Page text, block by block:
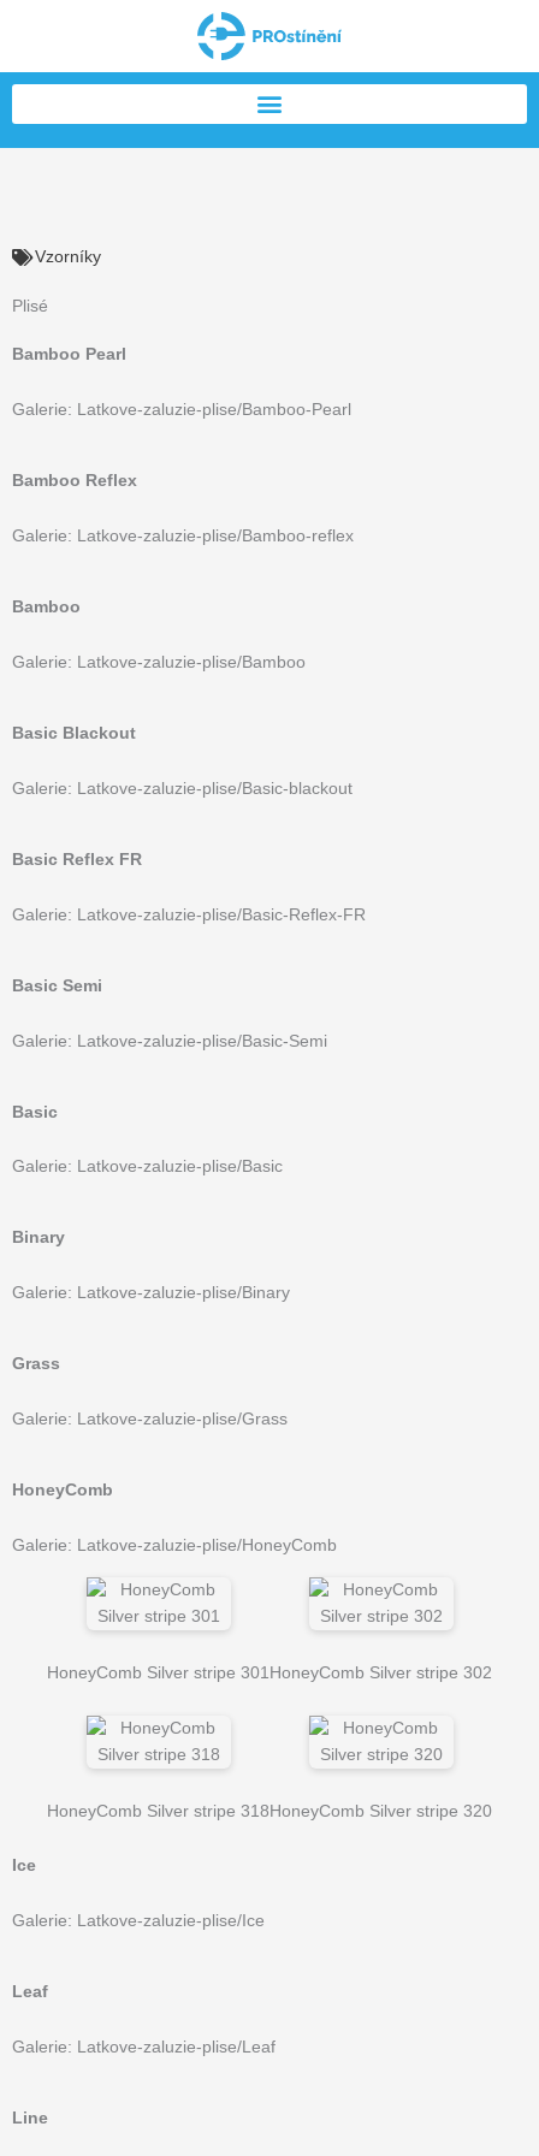
Vzorníky
Plisé
Bamboo Pearl
Galerie: Latkove-zaluzie-plise/Bamboo-Pearl
Bamboo Reflex
Galerie: Latkove-zaluzie-plise/Bamboo-reflex
Bamboo
Galerie: Latkove-zaluzie-plise/Bamboo
Basic Blackout
Galerie: Latkove-zaluzie-plise/Basic-blackout
Basic Reflex FR
Galerie: Latkove-zaluzie-plise/Basic-Reflex-FR
Basic Semi
Galerie: Latkove-zaluzie-plise/Basic-Semi
Basic
Galerie: Latkove-zaluzie-plise/Basic
Binary
Galerie: Latkove-zaluzie-plise/Binary
Grass
Galerie: Latkove-zaluzie-plise/Grass
HoneyComb
Galerie: Latkove-zaluzie-plise/HoneyComb
HoneyComb Silver stripe 301HoneyComb Silver stripe 302
HoneyComb Silver stripe 318HoneyComb Silver stripe 320
Ice
Galerie: Latkove-zaluzie-plise/Ice
Leaf
Galerie: Latkove-zaluzie-plise/Leaf
Line